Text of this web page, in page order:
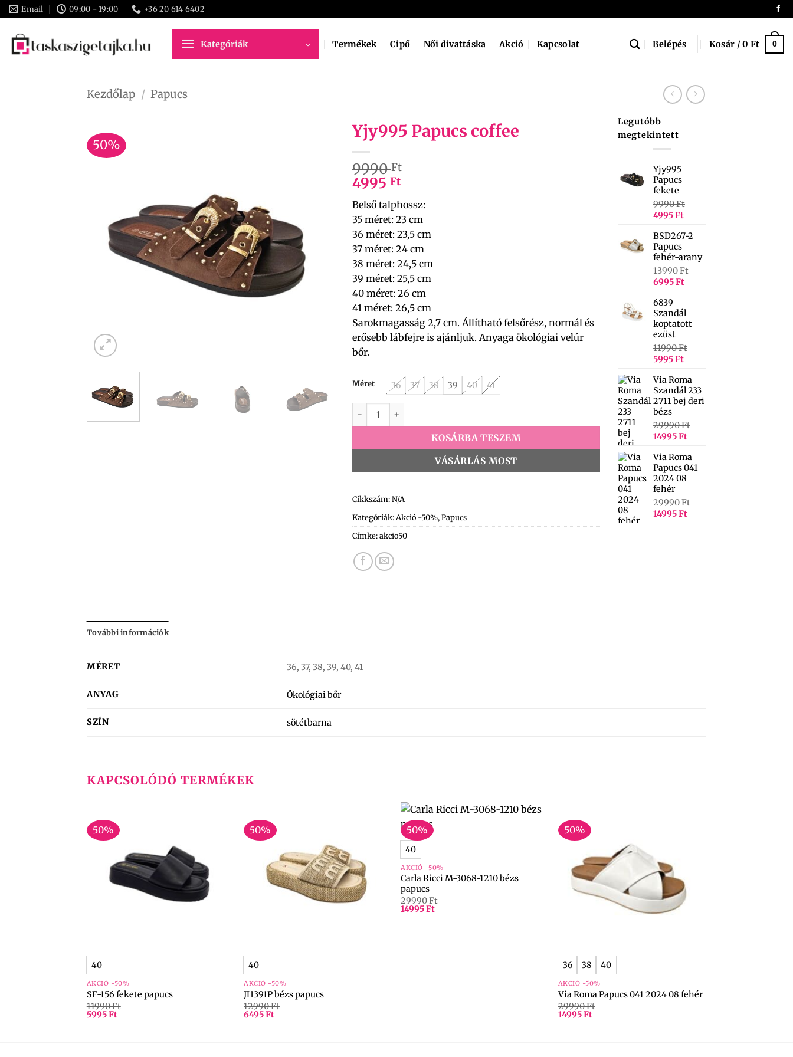
Skip
to
content
Email 09:00 - 19:00 +36 20 614 6402
Kategóriák Termékek Cipő Női divattáska Akció Kapcsolat Belépés Kosár /0 Ft 0
Kezdőlap / Papucs
50%
Yjy995 Papucs coffee
9990Ft
4995 Ft
Belső talphossz:
35 méret: 23 cm
36 méret: 23,5 cm
37 méret: 24 cm
38 méret: 24,5 cm
39 méret: 25,5 cm
40 méret: 26 cm
41 méret: 26,5 cm
Sarokmagasság 2,7 cm. Állítható felsőrész, normál és
erősebb lábfejre is ajánljuk. Anyaga ökológiai velúr
bőr.
Méret 36 37 38 39 40 41
Yjy995 Papucs coffee mennyiség
KOSÁRBA TESZEM
VÁSÁRLÁS MOST
Cikkszám:N/A
Kategóriák: Akció -50%,Papucs
Címke:akcio50
Legutóbb
megtekintett
Yjy995
Papucs
fekete
9990Ft
4995Ft
BSD267-2
Papucs
fehér-arany
13990Ft
6995Ft
6839
Szandál
koptatott
ezüst
11990Ft
5995Ft
Via Roma
Szandál 233
2711 bej deri
bézs
29990Ft
14995Ft
Via Roma
Papucs 041
2024 08
fehér
29990Ft
14995Ft
További információk
MÉRET 36, 37, 38, 39, 40, 41
ANYAG Ökológiai bőr
SZÍN sötétbarna
KAPCSOLÓDÓ TERMÉKEK
50%
40
AKCIÓ -50%
SF-156 fekete papucs
11990Ft
5995Ft
50%
40
AKCIÓ -50%
JH391P bézs papucs
12990Ft
6495Ft
50%
+
40
AKCIÓ -50%
Carla Ricci M-3068-1210 bézs
papucs
29990Ft
14995Ft
50%
36 38 40
AKCIÓ -50%
Via Roma Papucs 041 2024 08 fehér
29990Ft
14995Ft